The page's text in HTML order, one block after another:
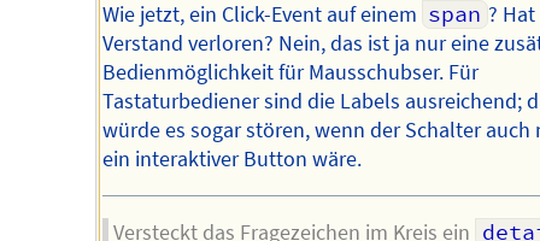
Wie jetzt, ein Click-Event auf einem span ?
Verstand verloren? Nein, das ist ja nur eine
Bedienmöglichkeit für Mausschubser. Für
Tastaturbediener sind die Labels ausreichend;
würde es sogar stören, wenn der Schalter auch
ein interaktiver Button wäre.
Versteckt das Fragezeichen im Kreis ein